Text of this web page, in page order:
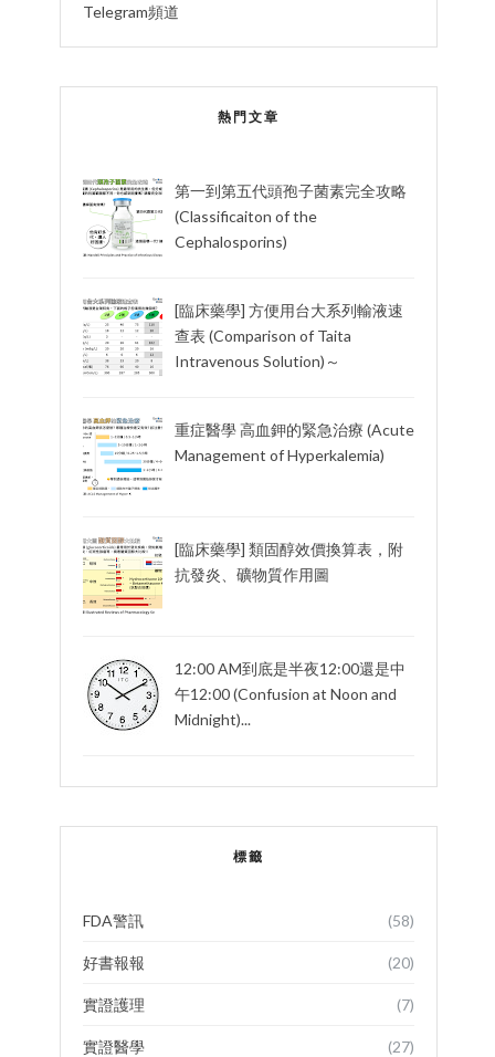
Telegram頻道
熱門文章
第一到第五代頭孢子菌素完全攻略
(Classificaiton of the
Cephalosporins)
[臨床藥學] 方便用台大系列輸液速
查表 (Comparison of Taita
Intravenous Solution)～
重症醫學 高血鉀的緊急治療 (Acute
Management of Hyperkalemia)
[臨床藥學] 類固醇效價換算表，附
抗發炎、礦物質作用圖
12:00 AM到底是半夜12:00還是中
午12:00 (Confusion at Noon and
Midnight)...
標籤
FDA警訊 (58)
好書報報 (20)
實證護理 (7)
實證醫學 (27)